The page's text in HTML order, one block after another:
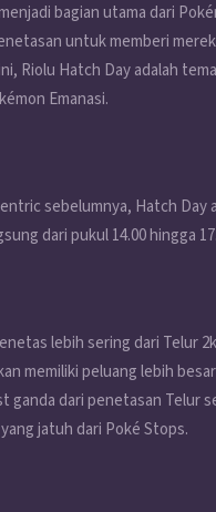
bagian utama dari
untuk memberi
Riolu Hatch Day adalah
Emanasi.
sebelumnya, Hatch Day
dari pukul 14.00 hingga
lebih sering dari Telur
memiliki peluang lebih
ganda dari penetasan Telur
jatuh dari Poké Stops.